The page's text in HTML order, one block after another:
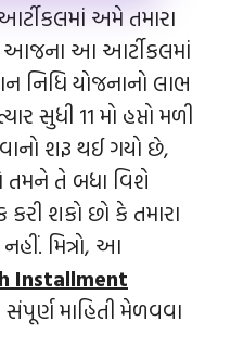
અમે તમારા
આજના આ આર્ટીકલમાં
નિધિ યોજનાનો લાભ
સુધી 11 મો હપ્તો મળી
શરૂ થઈ ગયો છે,
તે બધા વિશે
શકો છો કે તમારા
મિત્રો, આ
Installment
માહિતી મેળવવા